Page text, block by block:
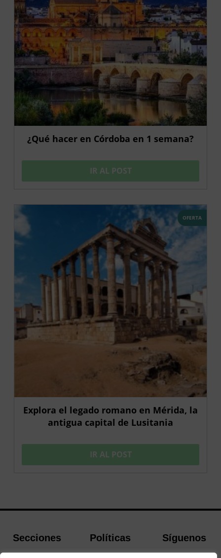
¿Qué hacer en Córdoba en 1 semana?
IR AL POST
OFERTA
Explora el legado romano en Mérida, la
antigua capital de Lusitania
IR AL POST
Secciones Políticas Síguenos